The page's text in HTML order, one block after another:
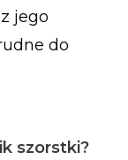
jego
do
szorstki?